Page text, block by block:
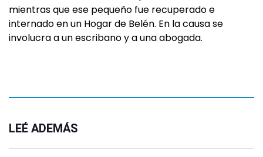
mientras que ese pequeño fue recuperado e
internado en un Hogar de Belén. En la causa se
involucra a un escribano y a una abogada.
LEÉ ADEMÁS